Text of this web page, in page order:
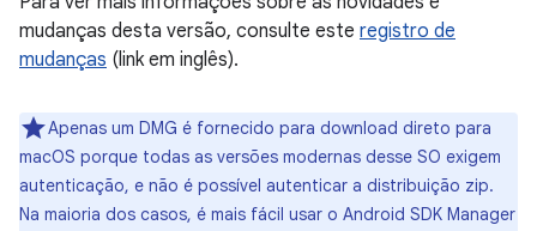
mudanças desta versão, consulte este registro de
mudanças (link em inglês).
Apenas um DMG é fornecido para download direto para
macOS porque todas as versões modernas desse SO exigem
autenticação, e não é possível autenticar a distribuição zip.
Na maioria dos casos, é mais fácil usar o Android SDK Manager